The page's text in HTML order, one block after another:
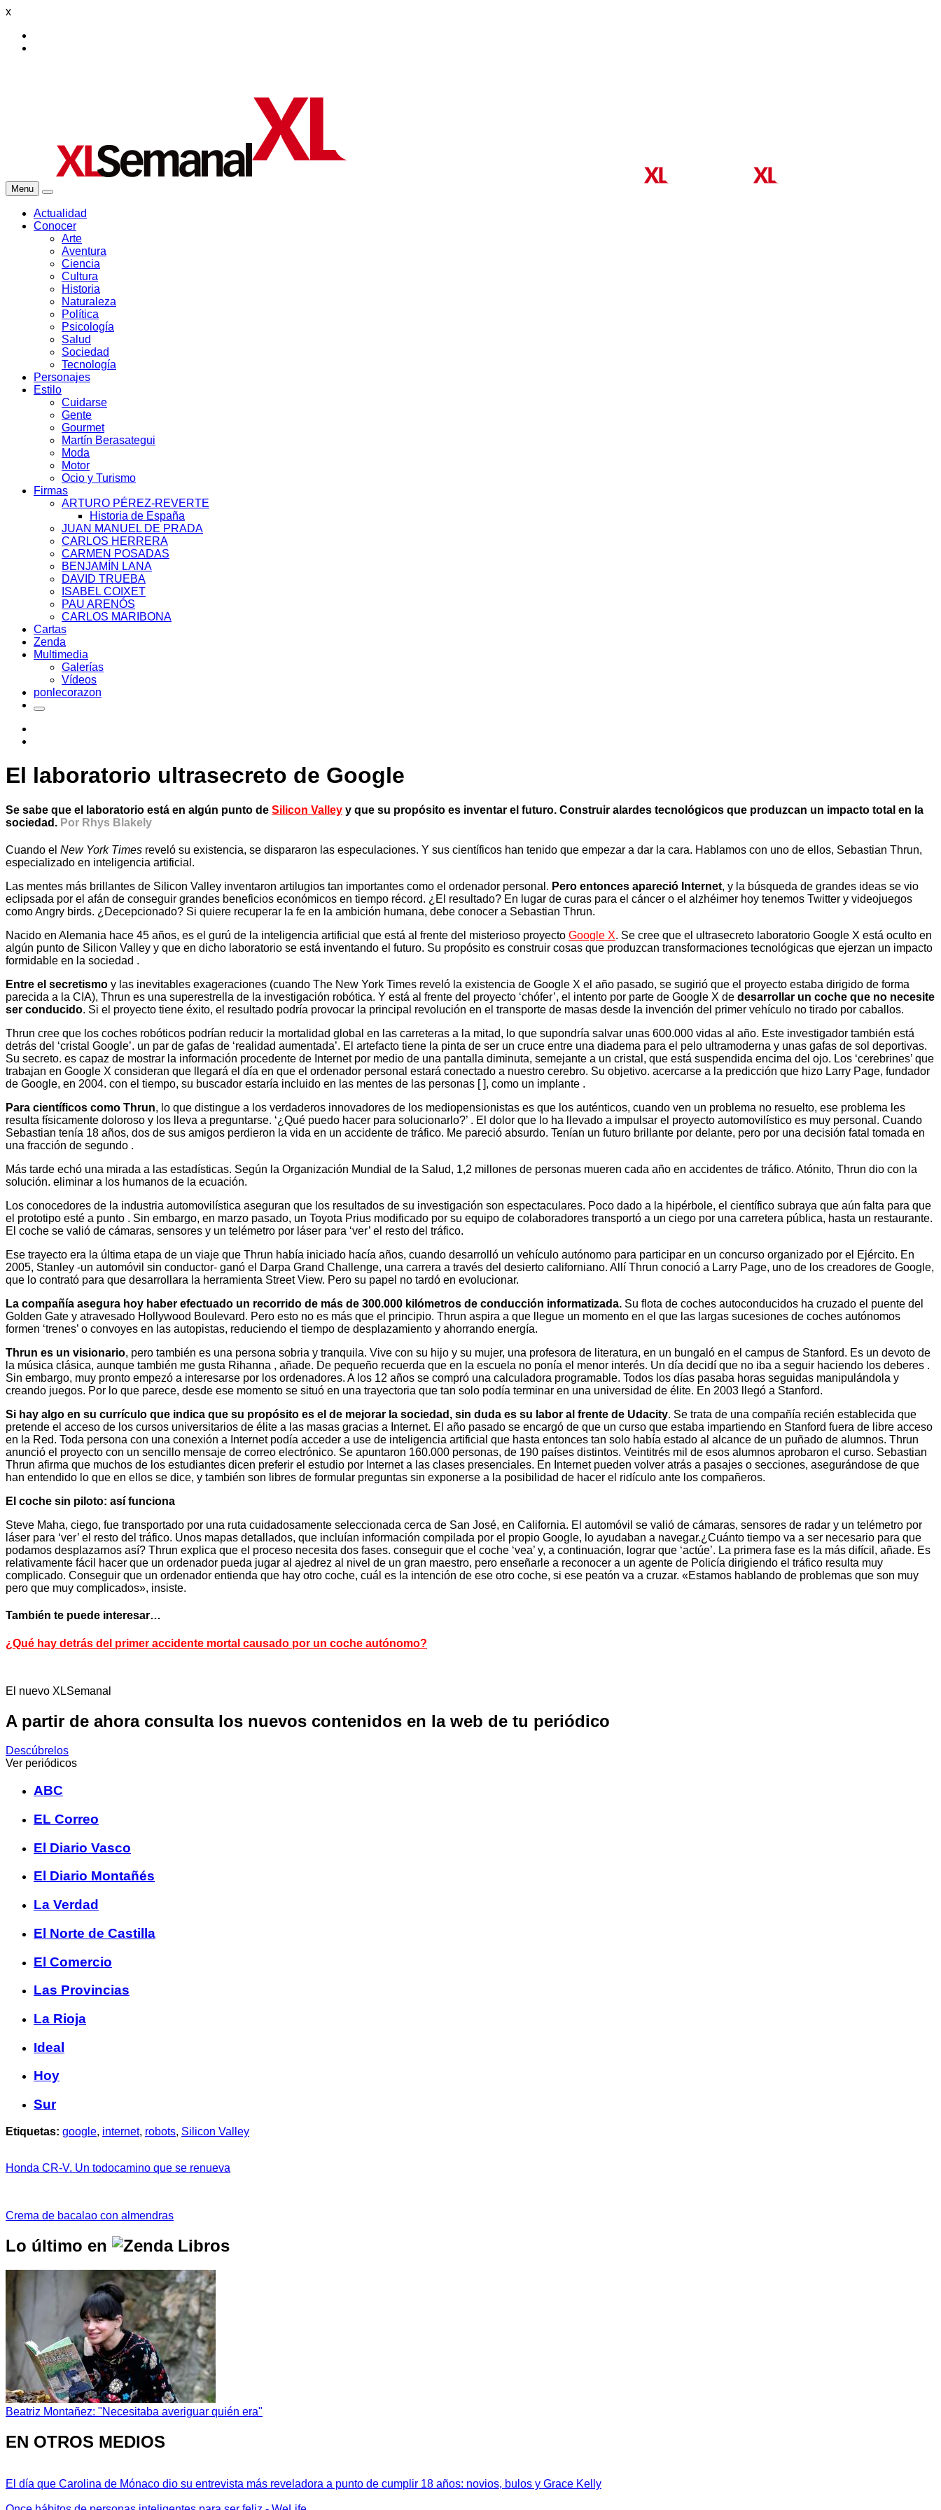
x
Menu
Actualidad
Conocer
Arte
Aventura
Ciencia
Cultura
Historia
Naturaleza
Política
Psicología
Salud
Sociedad
Tecnología
Personajes
Estilo
Cuidarse
Gente
Gourmet
Martín Berasategui
Moda
Motor
Ocio y Turismo
Firmas
ARTURO PÉREZ-REVERTE
Historia de España
JUAN MANUEL DE PRADA
CARLOS HERRERA
CARMEN POSADAS
BENJAMÍN LANA
DAVID TRUEBA
ISABEL COIXET
PAU ARENÓS
CARLOS MARIBONA
Cartas
Zenda
Multimedia
Galerías
Vídeos
ponlecorazon
El laboratorio ultrasecreto de Google
Se sabe que el laboratorio está en algún punto de Silicon Valley y que su propósito es inventar el futuro. Construir alardes tecnológicos que produzcan un impacto total en la
sociedad. Por Rhys Blakely
Cuando el New York Times reveló su existencia, se dispararon las especulaciones. Y sus científicos han tenido que empezar a dar la cara. Hablamos con uno de ellos, Sebastian Thrun,
especializado en inteligencia artificial.
Las mentes más brillantes de Silicon Valley inventaron artilugios tan importantes como el ordenador personal. Pero entonces apareció Internet, y la búsqueda de grandes ideas se vio
eclipsada por el afán de conseguir grandes beneficios económicos en tiempo récord. ¿El resultado? En lugar de curas para el cáncer o el alzhéimer hoy tenemos Twitter y videojuegos
como Angry birds. ¿Decepcionado? Si quiere recuperar la fe en la ambición humana, debe conocer a Sebastian Thrun.
Nacido en Alemania hace 45 años, es el gurú de la inteligencia artificial que está al frente del misterioso proyecto Google X. Se cree que el ultrasecreto laboratorio Google X está oculto en
algún punto de Silicon Valley y que en dicho laboratorio se está inventando el futuro. Su propósito es construir cosas que produzcan transformaciones tecnológicas que ejerzan un impacto
formidable en la sociedad .
Entre el secretismo y las inevitables exageraciones (cuando The New York Times reveló la existencia de Google X el año pasado, se sugirió que el proyecto estaba dirigido de forma
parecida a la CIA), Thrun es una superestrella de la investigación robótica. Y está al frente del proyecto ‘chófer’, el intento por parte de Google X de desarrollar un coche que no necesite
ser conducido. Si el proyecto tiene éxito, el resultado podría provocar la principal revolución en el transporte de masas desde la invención del primer vehículo no tirado por caballos.
Thrun cree que los coches robóticos podrían reducir la mortalidad global en las carreteras a la mitad, lo que supondría salvar unas 600.000 vidas al año. Este investigador también está
detrás del ‘cristal Google’. un par de gafas de ‘realidad aumentada’. El artefacto tiene la pinta de ser un cruce entre una diadema para el pelo ultramoderna y unas gafas de sol deportivas.
Su secreto. es capaz de mostrar la información procedente de Internet por medio de una pantalla diminuta, semejante a un cristal, que está suspendida encima del ojo. Los ‘cerebrines’ que
trabajan en Google X consideran que llegará el día en que el ordenador personal estará conectado a nuestro cerebro. Su objetivo. acercarse a la predicción que hizo Larry Page, fundador
de Google, en 2004. con el tiempo, su buscador estaría incluido en las mentes de las personas [ ], como un implante .
Para científicos como Thrun, lo que distingue a los verdaderos innovadores de los mediopensionistas es que los auténticos, cuando ven un problema no resuelto, ese problema les
resulta físicamente doloroso y los lleva a preguntarse. ‘¿Qué puedo hacer para solucionarlo?’ . El dolor que lo ha llevado a impulsar el proyecto automovilístico es muy personal. Cuando
Sebastian tenía 18 años, dos de sus amigos perdieron la vida en un accidente de tráfico. Me pareció absurdo. Tenían un futuro brillante por delante, pero por una decisión fatal tomada en
una fracción de segundo .
Más tarde echó una mirada a las estadísticas. Según la Organización Mundial de la Salud, 1,2 millones de personas mueren cada año en accidentes de tráfico. Atónito, Thrun dio con la
solución. eliminar a los humanos de la ecuación.
Los conocedores de la industria automovilística aseguran que los resultados de su investigación son espectaculares. Poco dado a la hipérbole, el científico subraya que aún falta para que
el prototipo esté a punto . Sin embargo, en marzo pasado, un Toyota Prius modificado por su equipo de colaboradores transportó a un ciego por una carretera pública, hasta un restaurante.
El coche se valió de cámaras, sensores y un telémetro por láser para ‘ver’ el resto del tráfico.
Ese trayecto era la última etapa de un viaje que Thrun había iniciado hacía años, cuando desarrolló un vehículo autónomo para participar en un concurso organizado por el Ejército. En
2005, Stanley -un automóvil sin conductor- ganó el Darpa Grand Challenge, una carrera a través del desierto californiano. Allí Thrun conoció a Larry Page, uno de los creadores de Google,
que lo contrató para que desarrollara la herramienta Street View. Pero su papel no tardó en evolucionar.
La compañía asegura hoy haber efectuado un recorrido de más de 300.000 kilómetros de conducción informatizada. Su flota de coches autoconducidos ha cruzado el puente del
Golden Gate y atravesado Hollywood Boulevard. Pero esto no es más que el principio. Thrun aspira a que llegue un momento en el que las largas sucesiones de coches autónomos
formen ‘trenes’ o convoyes en las autopistas, reduciendo el tiempo de desplazamiento y ahorrando energía.
Thrun es un visionario, pero también es una persona sobria y tranquila. Vive con su hijo y su mujer, una profesora de literatura, en un bungaló en el campus de Stanford. Es un devoto de
la música clásica, aunque también me gusta Rihanna , añade. De pequeño recuerda que en la escuela no ponía el menor interés. Un día decidí que no iba a seguir haciendo los deberes .
Sin embargo, muy pronto empezó a interesarse por los ordenadores. A los 12 años se compró una calculadora programable. Todos los días pasaba horas seguidas manipulándola y
creando juegos. Por lo que parece, desde ese momento se situó en una trayectoria que tan solo podía terminar en una universidad de élite. En 2003 llegó a Stanford.
Si hay algo en su currículo que indica que su propósito es el de mejorar la sociedad, sin duda es su labor al frente de Udacity. Se trata de una compañía recién establecida que
pretende el acceso de los cursos universitarios de élite a las masas gracias a Internet. El año pasado se encargó de que un curso que estaba impartiendo en Stanford fuera de libre acceso
en la Red. Toda persona con una conexión a Internet podía acceder a use de inteligencia artificial que hasta entonces tan solo había estado al alcance de un puñado de alumnos. Thrun
anunció el proyecto con un sencillo mensaje de correo electrónico. Se apuntaron 160.000 personas, de 190 países distintos. Veintitrés mil de esos alumnos aprobaron el curso. Sebastian
Thrun afirma que muchos de los estudiantes dicen preferir el estudio por Internet a las clases presenciales. En Internet pueden volver atrás a pasajes o secciones, asegurándose de que
han entendido lo que en ellos se dice, y también son libres de formular preguntas sin exponerse a la posibilidad de hacer el ridículo ante los compañeros.
El coche sin piloto: así funciona
Steve Maha, ciego, fue transportado por una ruta cuidadosamente seleccionada cerca de San José, en California. El automóvil se valió de cámaras, sensores de radar y un telémetro por
láser para ‘ver’ el resto del tráfico. Unos mapas detallados, que incluían información compilada por el propio Google, lo ayudaban a navegar.¿Cuánto tiempo va a ser necesario para que
podamos desplazarnos así? Thrun explica que el proceso necesita dos fases. conseguir que el coche ‘vea’ y, a continuación, lograr que ‘actúe’. La primera fase es la más difícil, añade. Es
relativamente fácil hacer que un ordenador pueda jugar al ajedrez al nivel de un gran maestro, pero enseñarle a reconocer a un agente de Policía dirigiendo el tráfico resulta muy
complicado. Conseguir que un ordenador entienda que hay otro coche, cuál es la intención de ese otro coche, si ese peatón va a cruzar. «Estamos hablando de problemas que son muy
pero que muy complicados», insiste.
También te puede interesar…
¿Qué hay detrás del primer accidente mortal causado por un coche autónomo?
El nuevo XLSemanal
A partir de ahora consulta los nuevos contenidos en la web de tu periódico
Descúbrelos
Ver periódicos
ABC
EL Correo
El Diario Vasco
El Diario Montañés
La Verdad
El Norte de Castilla
El Comercio
Las Provincias
La Rioja
Ideal
Hoy
Sur
Etiquetas: google, internet, robots, Silicon Valley
Honda CR-V. Un todocamino que se renueva
Crema de bacalao con almendras
Lo último en
Beatriz Montañez: "Necesitaba averiguar quién era"
EN OTROS MEDIOS
El día que Carolina de Mónaco dio su entrevista más reveladora a punto de cumplir 18 años: novios, bulos y Grace Kelly